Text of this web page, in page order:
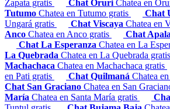
Zapata gratis
Chat Oruri Chatea en
Tutumo Chatea en Tutumo gratis Chat
Ungará gratis
Chat Viscaya Chatea en
Anco Chatea en Anco gratis Chat Apala
Chat La Esperanza Chatea en La
La Quebrada Chatea en La Quebrada gratis
Machachaca Chatea en Machachaca gratis
en Pati gratis
Chat Quilmaná Chatea
Chat San Graciano Chatea en San
María Chatea en Santa María gratis